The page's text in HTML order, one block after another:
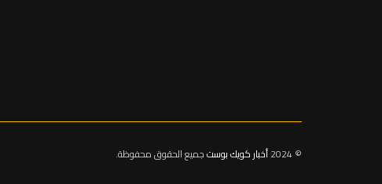
© 2024 أخبار كويك بوستجميع الحقوق محفوظة.